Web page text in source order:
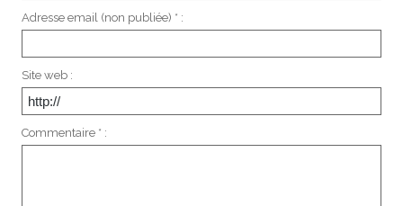
Adresse email (non publiée) * :
Site web :
Commentaire * :